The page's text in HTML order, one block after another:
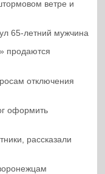
ветре и
65-летний мужчина
продаются
отключения
оформить
рассказали